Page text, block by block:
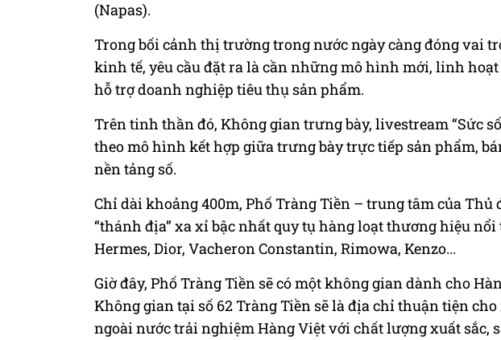
(Napas).
Trong bối cảnh thị trường trong nước ngày càng đóng vai
kinh tế, yêu cầu đặt ra là cần những mô hình mới, linh hoạt
hỗ trợ doanh nghiệp tiêu thụ sản phẩm.
Trên tinh thần đó, Không gian trưng bày, livestream “Sức
theo mô hình kết hợp giữa trưng bày trực tiếp sản phẩm,
nền tảng số.
Chỉ dài khoảng 400m, Phố Tràng Tiền – trung tâm của Thủ
“thánh địa” xa xỉ bậc nhất quy tụ hàng loạt thương hiệu
Hermes, Dior, Vacheron Constantin, Rimowa, Kenzo...
Giờ đây, Phố Tràng Tiền sẽ có một không gian dành cho
Không gian tại số 62 Tràng Tiền sẽ là địa chỉ thuận tiện
ngoài nước trải nghiệm Hàng Việt với chất lượng xuất sắc,